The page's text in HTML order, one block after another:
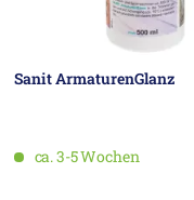
Sanit ArmaturenGlanz
ca. 3-5 Wochen